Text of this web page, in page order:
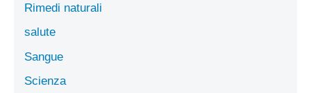
Rimedi naturali
salute
Sangue
Scienza